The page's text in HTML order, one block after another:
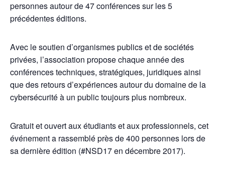
personnes autour de 47 conférences sur les 5
précédentes éditions.
Avec le soutien d’organismes publics et de sociétés
privées, l’association propose chaque année des
conférences techniques, stratégiques, juridiques ainsi
que des retours d’expériences autour du domaine de la
cybersécurité à un public toujours plus nombreux.
Gratuit et ouvert aux étudiants et aux professionnels, cet
événement a rassemblé près de 400 personnes lors de
sa dernière édition (#NSD17 en décembre 2017).